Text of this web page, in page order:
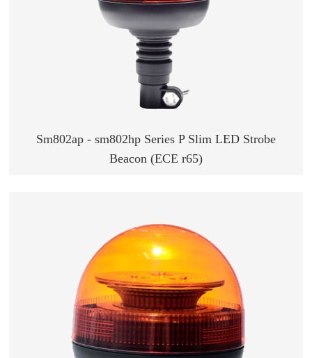
Sm802ap - sm802hp Series P Slim LED Strobe
Beacon (ECE r65)